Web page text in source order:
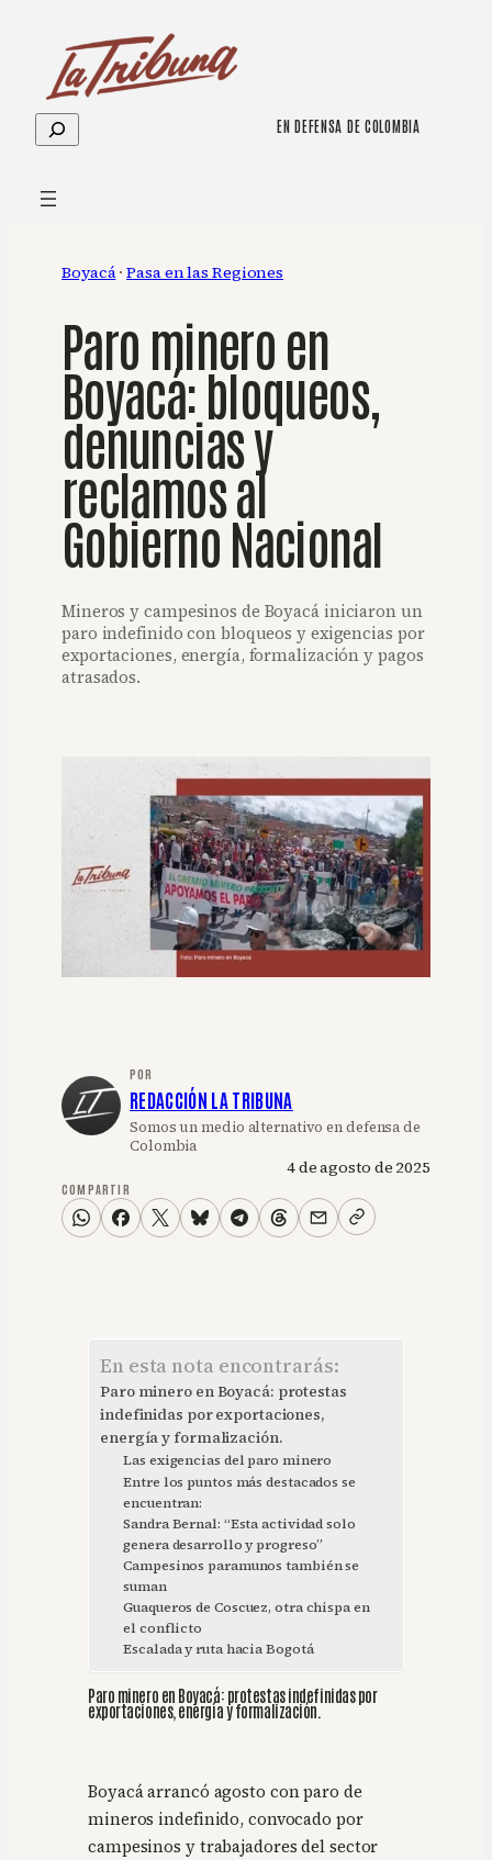
contenido
Buscar EN DEFENSA DE COLOMBIA
Boyacá · Pasa en las Regiones
Paro minero en
Boyacá: bloqueos,
denuncias y
reclamos al
Gobierno Nacional
Mineros y campesinos de Boyacá iniciaron un
paro indefinido con bloqueos y exigencias por
exportaciones, energía, formalización y pagos
atrasados.
POR
REDACCIÓN LA TRIBUNA
Somos un medio alternativo en defensa de
Colombia
4 de agosto de 2025
COMPARTIR
En esta nota encontrarás:
Paro minero en Boyacá: protestas
indefinidas por exportaciones,
energía y formalización.
Las exigencias del paro minero
Entre los puntos más destacados se
encuentran:
Sandra Bernal: “Esta actividad solo
genera desarrollo y progreso”
Campesinos paramunos también se
suman
Guaqueros de Coscuez, otra chispa en
el conflicto
Escalada y ruta hacia Bogotá
Paro minero en Boyacá: protestas indefinidas por
exportaciones, energía y formalización.
Boyacá arrancó agosto con paro de
mineros indefinido, convocado por
campesinos y trabajadores del sector